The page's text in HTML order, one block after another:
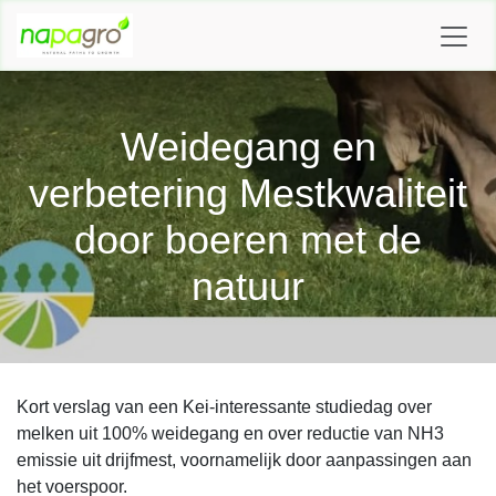
Weidegang en
verbetering Mestkwaliteit
door boeren met de
natuur
Kort verslag van een Kei-interessante studiedag over
melken uit 100% weidegang en over reductie van NH3
emissie uit drijfmest, voornamelijk door aanpassingen aan
het voerspoor.